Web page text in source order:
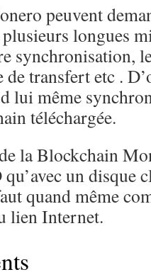
peuvent
longues
synchronisation,
transfert etc .
lui même
téléchargée.
la Blockchain
qu’avec un
quand même
lien Internet.